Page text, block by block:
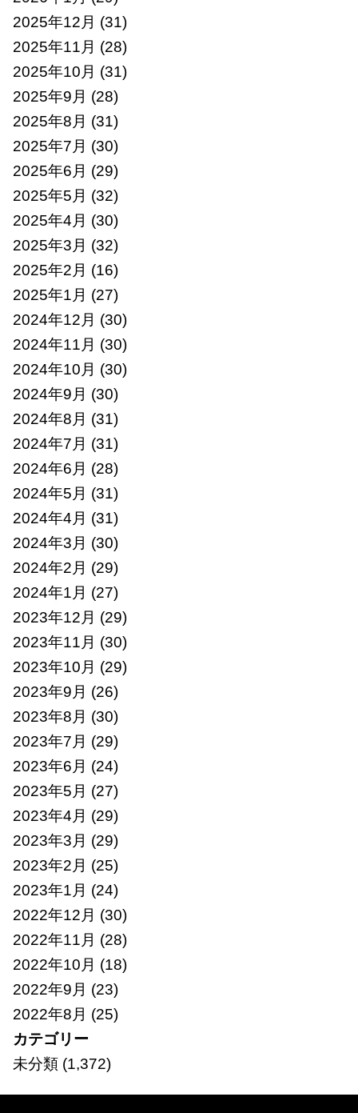
2025年12月 (31)
2025年11月 (28)
2025年10月 (31)
2025年9月 (28)
2025年8月 (31)
2025年7月 (30)
2025年6月 (29)
2025年5月 (32)
2025年4月 (30)
2025年3月 (32)
2025年2月 (16)
2025年1月 (27)
2024年12月 (30)
2024年11月 (30)
2024年10月 (30)
2024年9月 (30)
2024年8月 (31)
2024年7月 (31)
2024年6月 (28)
2024年5月 (31)
2024年4月 (31)
2024年3月 (30)
2024年2月 (29)
2024年1月 (27)
2023年12月 (29)
2023年11月 (30)
2023年10月 (29)
2023年9月 (26)
2023年8月 (30)
2023年7月 (29)
2023年6月 (24)
2023年5月 (27)
2023年4月 (29)
2023年3月 (29)
2023年2月 (25)
2023年1月 (24)
2022年12月 (30)
2022年11月 (28)
2022年10月 (18)
2022年9月 (23)
2022年8月 (25)
カテゴリー
未分類(1,372)